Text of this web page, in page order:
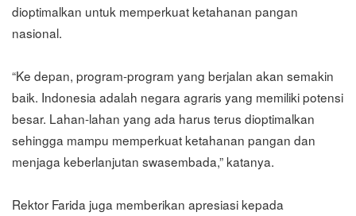
dioptimalkan untuk memperkuat ketahanan pangan
nasional.
“Ke depan, program-program yang berjalan akan semakin
baik. Indonesia adalah negara agraris yang memiliki potensi
besar. Lahan-lahan yang ada harus terus dioptimalkan
sehingga mampu memperkuat ketahanan pangan dan
menjaga keberlanjutan swasembada,” katanya.
Rektor Farida juga memberikan apresiasi kepada